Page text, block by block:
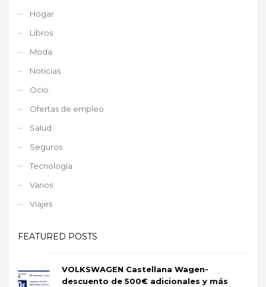
Hogar
Libros
Moda
Noticias
Ocio
Ofertas de empleo
Salud
Seguros
Tecnología
Varios
Viajes
FEATURED POSTS
VOLKSWAGEN Castellana Wagen-
descuento de 500€ adicionales y más